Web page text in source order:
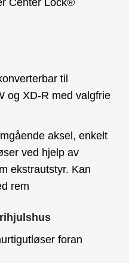
til
og XD-R med valgfrie
aksel, enkelt
ved hjelp av
ekstrautstyr. Kan
rem
foran